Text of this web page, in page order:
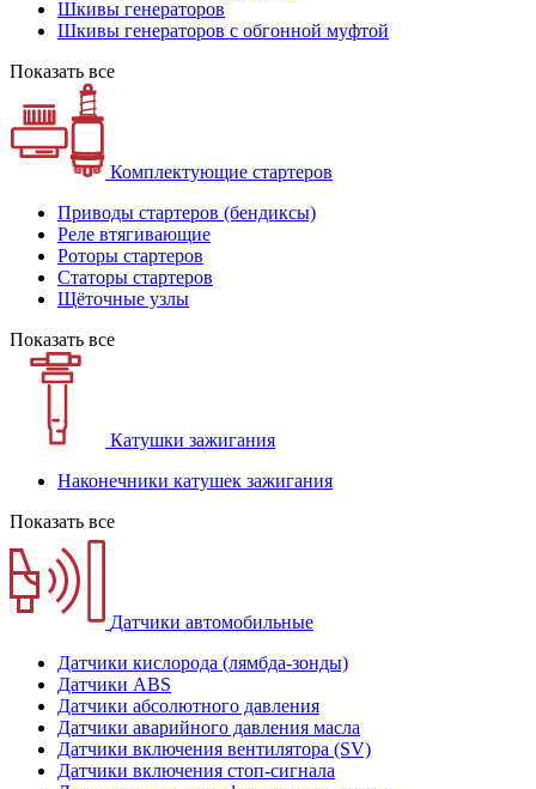
Шкивы генераторов
Шкивы генераторов с обгонной муфтой
Показать все
Комплектующие стартеров
Приводы стартеров (бендиксы)
Реле втягивающие
Роторы стартеров
Статоры стартеров
Щёточные узлы
Показать все
Катушки зажигания
Наконечники катушек зажигания
Показать все
Датчики автомобильные
Датчики кислорода (лямбда-зонды)
Датчики ABS
Датчики абсолютного давления
Датчики аварийного давления масла
Датчики включения вентилятора (SV)
Датчики включения стоп-сигнала